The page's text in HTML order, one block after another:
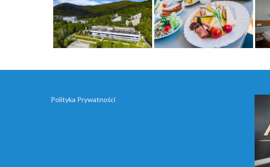
Polityka Prywatności